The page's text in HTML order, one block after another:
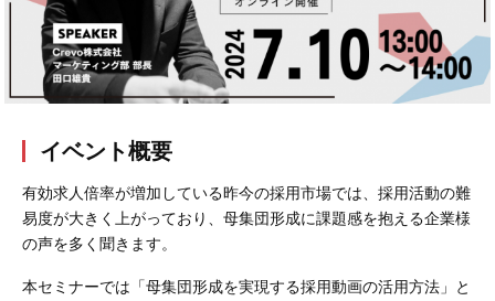
採用情報
お問合わせ・無料見積もり
資料ダウンロード
イベント概要
有効求人倍率が増加している昨今の採用市場では、採用活動の難
易度が大きく上がっており、母集団形成に課題感を抱える企業様
の声を多く聞きます。
本セミナーでは「母集団形成を実現する採用動画の活用方法」と